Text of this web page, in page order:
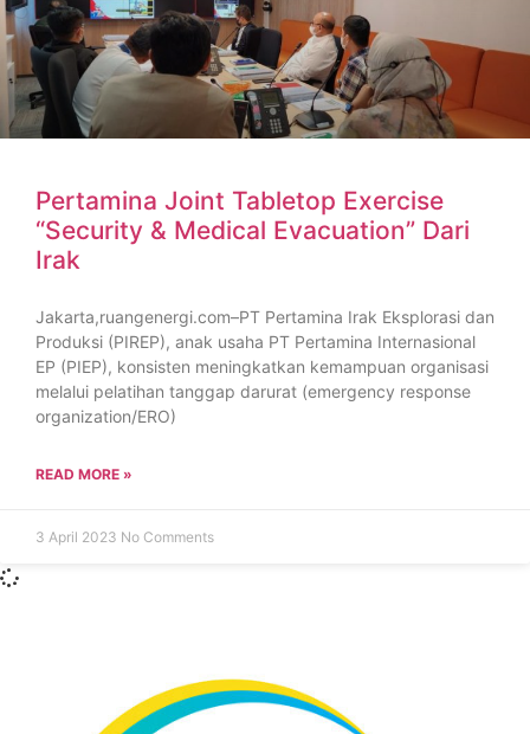
Pertamina Joint Tabletop Exercise
“Security & Medical Evacuation” Dari
Irak
Jakarta,ruangenergi.com–PT Pertamina Irak Eksplorasi dan
Produksi (PIREP), anak usaha PT Pertamina Internasional
EP (PIEP), konsisten meningkatkan kemampuan organisasi
melalui pelatihan tanggap darurat (emergency response
organization/ERO)
READ MORE »
3 April 2023 No Comments